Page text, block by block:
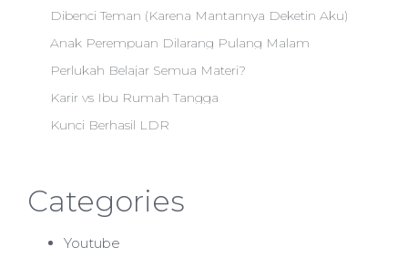
Dibenci Teman (Karena Mantannya Deketin Aku)
Anak Perempuan Dilarang Pulang Malam
Perlukah Belajar Semua Materi?
Karir vs Ibu Rumah Tangga
Kunci Berhasil LDR
Categories
Youtube